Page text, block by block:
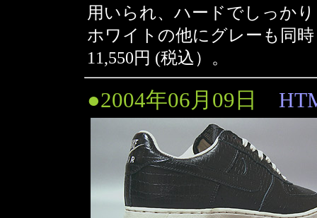
用いられ、ハードでしっか
ホワイトの他にグレーも同
11,550円 (税込）。
●2004年06月09日